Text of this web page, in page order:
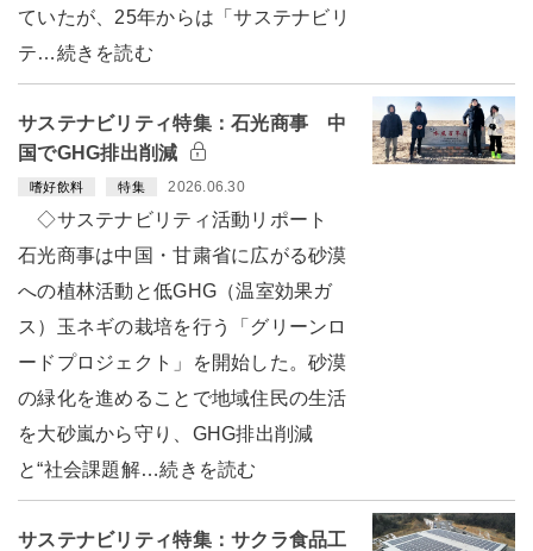
ていたが、25年からは「サステナビリ
テ…続きを読む
サステナビリティ特集：石光商事 中
国でGHG排出削減
嗜好飲料 特集 2026.06.30
◇サステナビリティ活動リポート
石光商事は中国・甘粛省に広がる砂漠
への植林活動と低GHG（温室効果ガ
ス）玉ネギの栽培を行う「グリーンロ
ードプロジェクト」を開始した。砂漠
の緑化を進めることで地域住民の生活
を大砂嵐から守り、GHG排出削減
と“社会課題解…続きを読む
サステナビリティ特集：サクラ食品工